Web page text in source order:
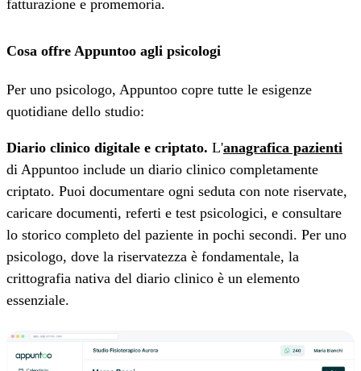
fatturazione e promemoria.
Cosa offre Appuntoo agli psicologi
Per uno psicologo, Appuntoo copre tutte le esigenze
quotidiane dello studio:
Diario clinico digitale e criptato. L'anagrafica pazienti
di Appuntoo include un diario clinico completamente
criptato. Puoi documentare ogni seduta con note riservate,
caricare documenti, referti e test psicologici, e consultare
lo storico completo del paziente in pochi secondi. Per uno
psicologo, dove la riservatezza è fondamentale, la
crittografia nativa del diario clinico è un elemento
essenziale.